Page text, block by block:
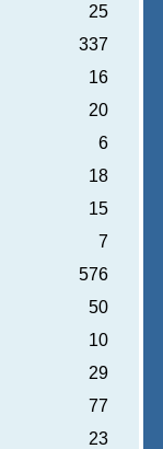
25
337
16
20
6
18
15
7
576
50
10
29
77
23